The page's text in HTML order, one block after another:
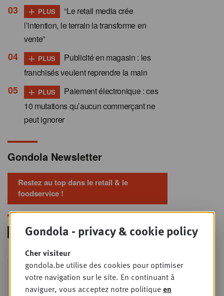
+ PLUS
“Le retail media crée
l’intention, le terrain la transforme en
vente”
+ PLUS
Publicité en magasin : les
franchisés veulent reprendre la main
+ PLUS
Paiement électronique : ces
10 mutations qu’aucun commerçant ne
peut ignorer
Gondola Newsletter
Restez au top dans le retail & le
foodservice !
MER
9
SEPT
Foodservice - Joint
business planning
Intro to Negotiation: Succes aan de
Gondola - privacy & cookie policy
Cher visiteur
gondola.be utilise des cookies pour optimiser
votre navigation sur le site. En continuant à
naviguer, vous acceptez notre politiqueen